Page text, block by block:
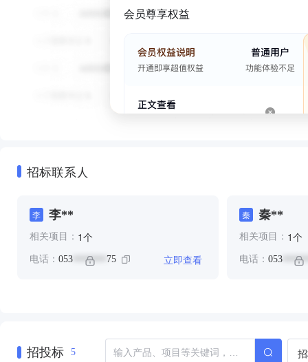
会员尊享权益
招标联系人
李 李**
相关项目： 1个
电话： 053 ******* 75 立即查看
秦 秦**
相关项目： 1个
电话： 053
招投标 5